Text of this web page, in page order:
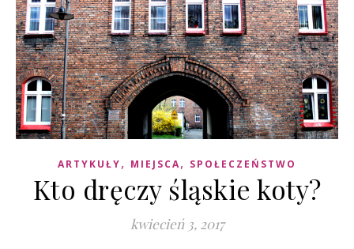
ARTYKUŁY, MIEJSCA, SPOŁECZEŃSTWO
Kto dręczy śląskie koty?
kwiecień 3, 2017